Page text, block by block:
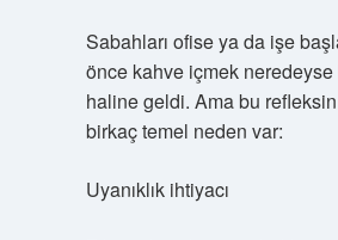
Sabahları ofise ya da işe
önce kahve içmek
haline geldi. Ama bu
birkaç temel neden var:
Uyanıklık ihtiyacı